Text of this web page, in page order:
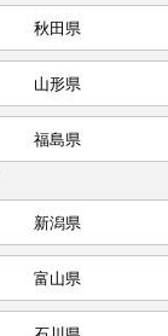
秋田県
山形県
福島県
新潟県
富山県